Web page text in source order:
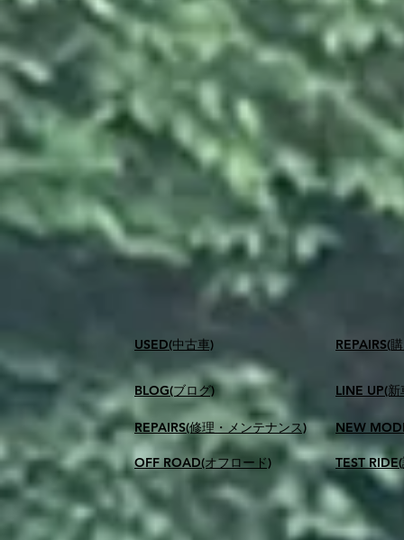
USED(中古車)
BLOG(ブログ)
REPAIRS(修理・メンテナンス)
OFF ROAD(オフロード)
​REPAIRS(
LINE UP(
NEW
TEST